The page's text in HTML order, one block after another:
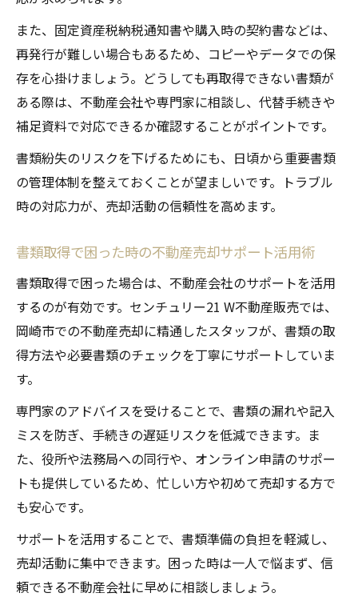
また、固定資産税納税通知書や購入時の契約書などは、
再発行が難しい場合もあるため、コピーやデータでの保
存を心掛けましょう。どうしても再取得できない書類が
ある際は、不動産会社や専門家に相談し、代替手続きや
補足資料で対応できるか確認することがポイントです。
書類紛失のリスクを下げるためにも、日頃から重要書類
の管理体制を整えておくことが望ましいです。トラブル
時の対応力が、売却活動の信頼性を高めます。
書類取得で困った時の不動産売却サポート活用術
書類取得で困った場合は、不動産会社のサポートを活用
するのが有効です。センチュリー21 W不動産販売では、
岡崎市での不動産売却に精通したスタッフが、書類の取
得方法や必要書類のチェックを丁寧にサポートしていま
す。
専門家のアドバイスを受けることで、書類の漏れや記入
ミスを防ぎ、手続きの遅延リスクを低減できます。ま
た、役所や法務局への同行や、オンライン申請のサポー
トも提供しているため、忙しい方や初めて売却する方で
も安心です。
サポートを活用することで、書類準備の負担を軽減し、
売却活動に集中できます。困った時は一人で悩まず、信
頼できる不動産会社に早めに相談しましょう。